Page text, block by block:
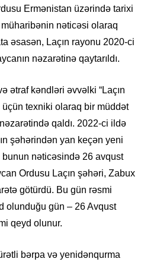
Ermənistan üzərində tarixi
nəticəsi olaraq
əsasən, Laçın rayonu 2020-ci
nəzarətinə qaytarıldı.
ətraf kəndləri əvvəlki “Laçın
texniki olaraq bir müddət
qaldı. 2022-ci ildə
şəhərindən yan keçən yeni
nəticəsində 26 avqust
Ordusu Laçın şəhəri, Zabux
götürdü. Bu gün rəsmi
olunduğu gün – 26 Avqust
qeyd olunur.
bərpa və yenidənqurma